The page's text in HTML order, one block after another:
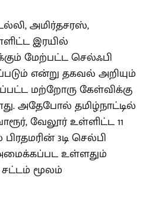
அமிர்தசரஸ்,
இரயில்
மேற்பட்ட செல்ஃபி
என்று தகவல் அறியும்
மற்றோரு கேள்விக்கு
அதேபோல் தமிழ்நாட்டில்
வேலூர் உள்ளிட்ட 11
3டி செல்பி
உள்ளதும்
மூலம்